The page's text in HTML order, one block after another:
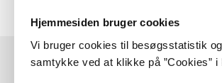
Hjemmesiden bruger cookies
Vi bruger cookies til besøgsstatistik
samtykke ved at klikke på ”Cookies”